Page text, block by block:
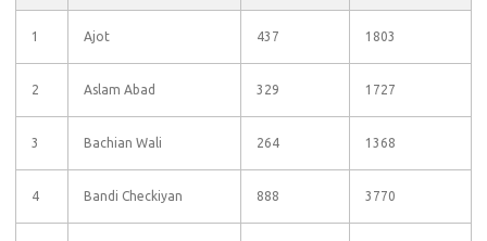
1 Ajot 437 1803
2 Aslam Abad 329 1727
3 Bachian Wali 264 1368
4 Bandi Checkiyan 888 3770